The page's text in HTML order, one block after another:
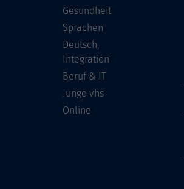
Gesundheit
Sprachen
Deutsch,
Integration
Beruf & IT
Junge vhs
Online